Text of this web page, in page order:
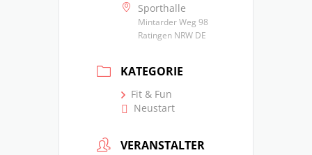
Sporthalle
Mintarder Weg 98
Ratingen NRW DE
KATEGORIE
Fit & Fun
Neustart
VERANSTALTER